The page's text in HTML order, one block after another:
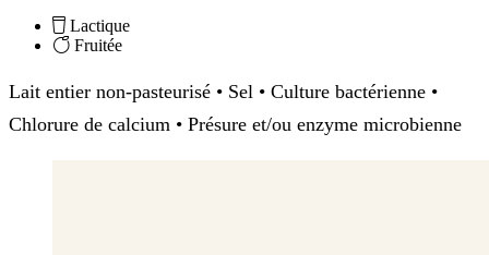
Lactique
Fruitée
Lait entier non-pasteurisé • Sel • Culture bactérienne •
Chlorure de calcium • Présure et/ou enzyme microbienne